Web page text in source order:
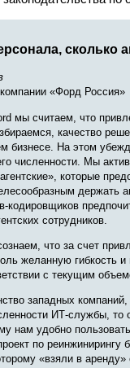
сколько
«Форд Россия»
мы считаем, что
качество
бизнесе. На этом
численности. Мы
которые
держать
сотрудников.
что за счет
желанную гибкость
с текущим
западных
ИТ‑службы, то
нам удобно
по
«взяли в